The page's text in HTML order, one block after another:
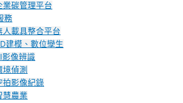
業碳管理平台
務
人載具整合平台
建模、數位孿生
影像辨識
境偵測
拍影像紀錄
慧農業